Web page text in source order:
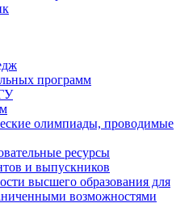
программ
олимпиады, проводимые
ресурсы
и выпускников
высшего образования для
возможностями